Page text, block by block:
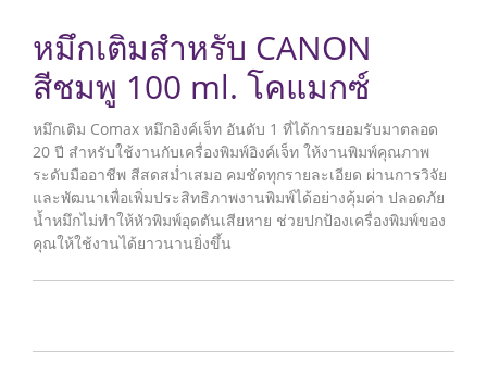
หมึกเติมสำหรับ CANON
สีชมพู 100 ml. โคแมกซ์
หมึกเติม Comax หมึกอิงค์เจ็ท อันดับ 1 ที่ได้การยอมรับมาตลอด
20 ปี สำหรับใช้งานกับเครื่องพิมพ์อิงค์เจ็ท ให้งานพิมพ์คุณภาพ
ระดับมืออาชีพ สีสดสม่ำเสมอ คมชัดทุกรายละเอียด ผ่านการวิจัย
และพัฒนาเพื่อเพิ่มประสิทธิภาพงานพิมพ์ได้อย่างคุ้มค่า ปลอดภัย
น้ำหมึกไม่ทำให้หัวพิมพ์อุดตันเสียหาย ช่วยปกป้องเครื่องพิมพ์ของ
คุณให้ใช้งานได้ยาวนานยิ่งขึ้น